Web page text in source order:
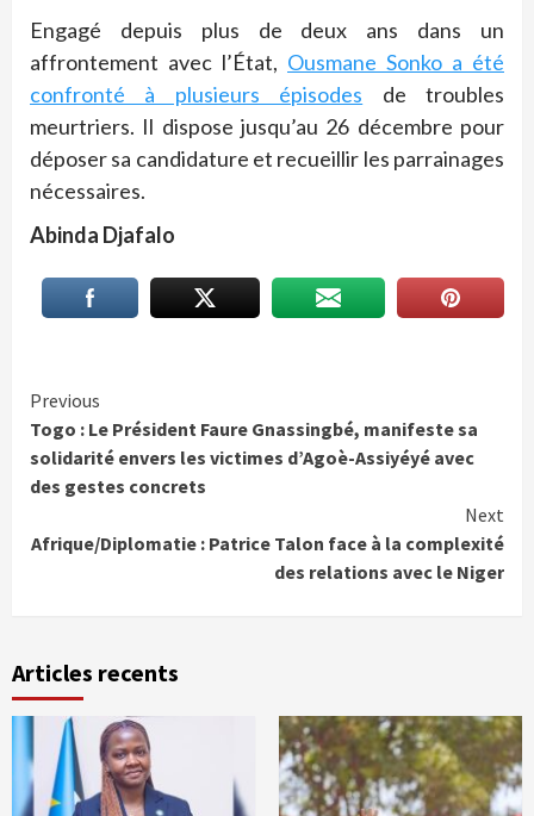
Engagé depuis plus de deux ans dans un
affrontement avec l’État, Ousmane Sonko a été
confronté à plusieurs épisodes de troubles
meurtriers. Il dispose jusqu’au 26 décembre pour
déposer sa candidature et recueillir les parrainages
nécessaires.
Abinda Djafalo
Continue
Reading
Previous
Togo : Le Président Faure Gnassingbé, manifeste sa
solidarité envers les victimes d’Agoè-Assiyéyé avec
des gestes concrets
Next
Afrique/Diplomatie : Patrice Talon face à la complexité
des relations avec le Niger
Articles recents